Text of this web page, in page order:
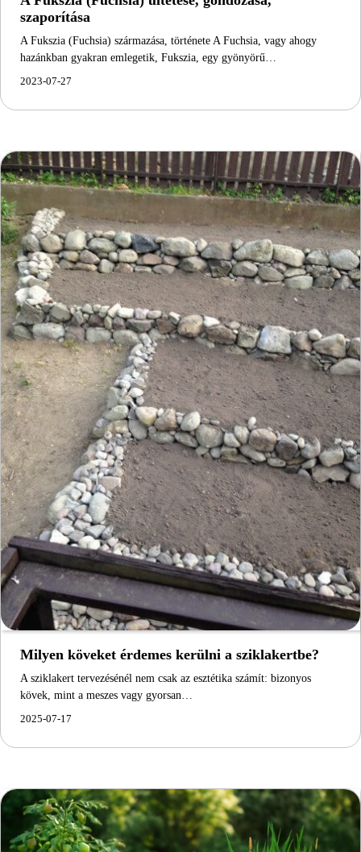
szaporítása
A Fukszia (Fuchsia) származása, története A Fuchsia, vagy ahogy
hazánkban gyakran emlegetik, Fukszia, egy gyönyörű…
2023-07-27
Milyen köveket érdemes kerülni a sziklakertbe?
A sziklakert tervezésénél nem csak az esztétika számít: bizonyos
kövek, mint a meszes vagy gyorsan…
2025-07-17